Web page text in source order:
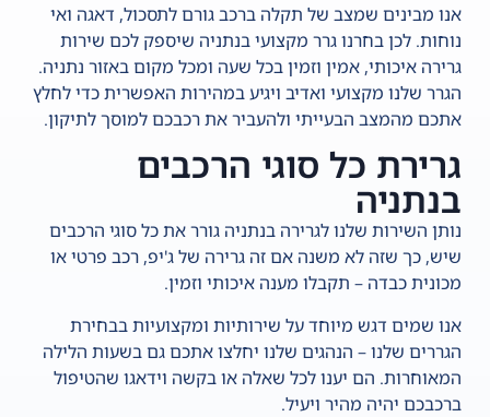
אנו מבינים שמצב של תקלה ברכב גורם לתסכול, דאגה ואי
נוחות. לכן בחרנו גרר מקצועי בנתניה שיספק לכם שירות
גרירה איכותי, אמין וזמין בכל שעה ומכל מקום באזור נתניה.
הגרר שלנו מקצועי ואדיב ויגיע במהירות האפשרית כדי לחלץ
אתכם מהמצב הבעייתי ולהעביר את רכבכם למוסך לתיקון.
גרירת כל סוגי הרכבים
בנתניה
נותן השירות שלנו לגרירה בנתניה גורר את כל סוגי הרכבים
שיש, כך שזה לא משנה אם זה גרירה של ג'יפ, רכב פרטי או
מכונית כבדה – תקבלו מענה איכותי וזמין.
אנו שמים דגש מיוחד על שירותיות ומקצועיות בבחירת
הגררים שלנו – הנהגים שלנו יחלצו אתכם גם בשעות הלילה
המאוחרות. הם יענו לכל שאלה או בקשה וידאגו שהטיפול
ברכבכם יהיה מהיר ויעיל.